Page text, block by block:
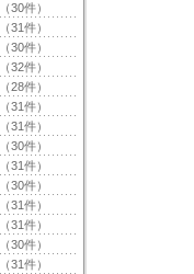
（30件）
（31件）
（30件）
（32件）
（28件）
（31件）
（31件）
（30件）
（31件）
（30件）
（31件）
（31件）
（30件）
（31件）